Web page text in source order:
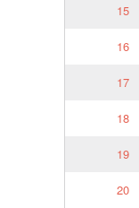
15
16
17
18
19
20